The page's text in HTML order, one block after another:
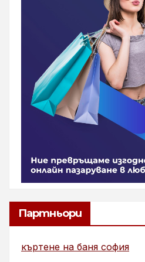
Партньори
къртене на баня софия